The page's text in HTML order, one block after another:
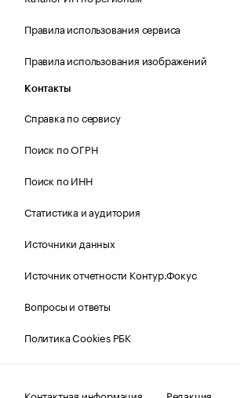
Правила использования сервиса
Правила использования изображений
Контакты
Справка по сервису
Поиск по ОГРН
Поиск по ИНН
Статистика и аудитория
Источники данных
Источник отчетности Контур.Фокус
Вопросы и ответы
Политика Cookies РБК